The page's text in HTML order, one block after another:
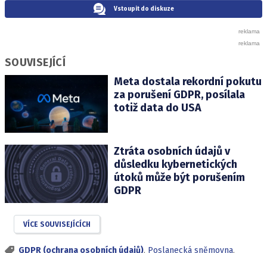
Vstoupit do diskuze
SOUVISEJÍCÍ
Meta dostala rekordní pokutu
za porušení GDPR, posílala
totiž data do USA
Ztráta osobních údajů v
důsledku kybernetických
útoků může být porušením
GDPR
VÍCE SOUVISEJÍCÍCH
GDPR (ochrana osobních údajů), Poslanecká sněmovna,